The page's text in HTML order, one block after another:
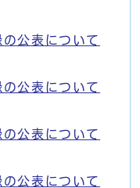
公表について
公表について
公表について
公表について